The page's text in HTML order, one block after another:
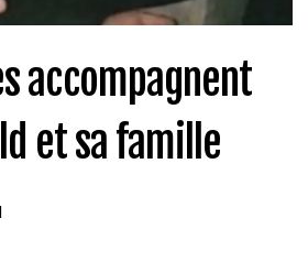
accompagnent
et sa famille